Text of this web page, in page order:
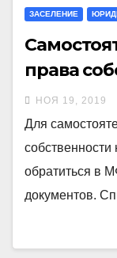
ЗАСЕЛЕНИЕ
права
НОЯ 19, 2019
Для
обратиться в
документов.